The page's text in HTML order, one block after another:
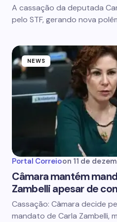
A cassação da deputada
pelo STF, gerando nova
NEWS
Portal Correioon 11 de
Câmara mantém
Zambelli apesar de
Cassação: Câmara decide
mandato de Carla Zambelli,